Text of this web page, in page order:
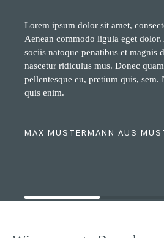
Lorem ipsum dolor sit amet,
Aenean commodo ligula eget dolor.
sociis natoque penatibus et magnis
nascetur ridiculus mus. Donec
pellentesque eu, pretium quis, sem.
quis enim.
MAX MUSTERMANN AUS